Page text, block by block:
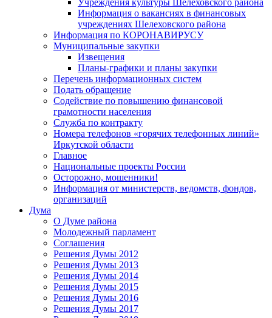
Информация о вакансиях в финансовых
учреждениях Шелеховского района
Информация по КОРОНАВИРУСУ
Муниципальные закупки
Извещения
Планы-графики и планы закупки
Перечень информационных систем
Подать обращение
Содействие по повышению финансовой
грамотности населения
Служба по контракту
Номера телефонов «горячих телефонных линий»
Иркутской области
Главное
Национальные проекты России
Осторожно, мошенники!
Информация от министерств, ведомств, фондов,
организаций
Дума
О Думе района
Молодежный парламент
Соглашения
Решения Думы 2012
Решения Думы 2013
Решения Думы 2014
Решения Думы 2015
Решения Думы 2016
Решения Думы 2017